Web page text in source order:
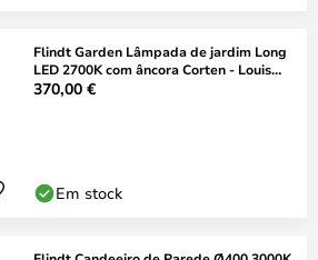
Flindt Garden Lâmpada de jardim Long
LED 2700K com âncora Corten - Louis
Poulsen
370,00 €
Em stock